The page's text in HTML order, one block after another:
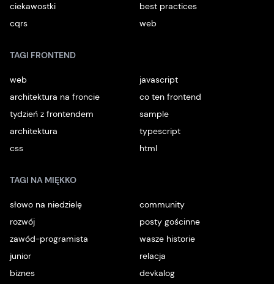
ciekawostki
best practices
cqrs
web
TAGI FRONTEND
web
javascript
architektura na froncie
co ten frontend
tydzień z frontendem
sample
architektura
typescript
css
html
TAGI NA MIĘKKO
słowo na niedzielę
community
rozwój
posty gościnne
zawód-programista
wasze historie
junior
relacja
biznes
devkalog